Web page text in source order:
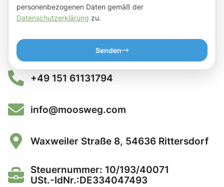
personenbezogenen Daten gemäß der
Datenschutzerklärung zu.
Senden
+49 151 61131794
info@moosweg.com
Waxweiler Straße 8, 54636 Rittersdorf
Steuernummer: 10/193/40071
USt.-IdNr.:DE334047493